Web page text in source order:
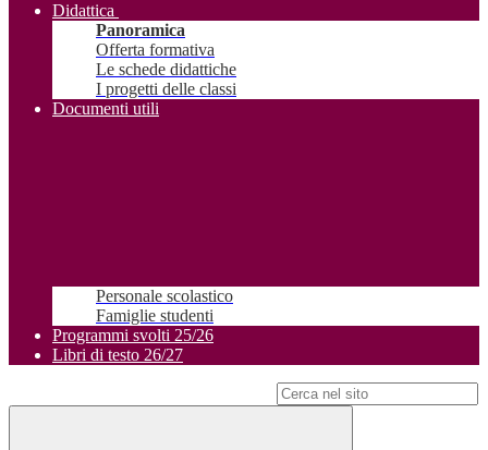
Didattica
Panoramica
Offerta formativa
Le schede didattiche
I progetti delle classi
Documenti utili
Personale scolastico
Famiglie studenti
Programmi svolti 25/26
Libri di testo 26/27